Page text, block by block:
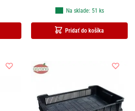
Pridať do košíka
Na sklade: 51 ks